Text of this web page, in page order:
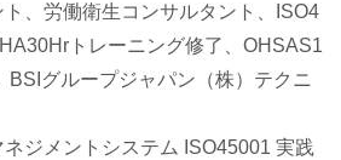
、労働衛生コンサルタント、ISO4
トレーニング修了、OHSAS1
BSIグループジャパン（株）テクニ
ジメントシステム ISO45001 実践